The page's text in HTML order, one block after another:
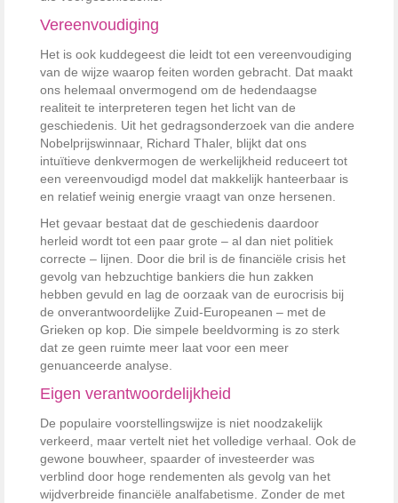
Vereenvoudiging
Het is ook kuddegeest die leidt tot een vereenvoudiging
van de wijze waarop feiten worden gebracht. Dat maakt
ons helemaal onvermogend om de hedendaagse
realiteit te interpreteren tegen het licht van de
geschiedenis. Uit het gedragsonderzoek van die andere
Nobelprijswinnaar, Richard Thaler, blijkt dat ons
intuïtieve denkvermogen de werkelijkheid reduceert tot
een vereenvoudigd model dat makkelijk hanteerbaar is
en relatief weinig energie vraagt van onze hersenen.
Het gevaar bestaat dat de geschiedenis daardoor
herleid wordt tot een paar grote – al dan niet politiek
correcte – lijnen. Door die bril is de financiële crisis het
gevolg van hebzuchtige bankiers die hun zakken
hebben gevuld en lag de oorzaak van de eurocrisis bij
de onverantwoordelijke Zuid-Europeanen – met de
Grieken op kop. Die simpele beeldvorming is zo sterk
dat ze geen ruimte meer laat voor een meer
genuanceerde analyse.
Eigen verantwoordelijkheid
De populaire voorstellingswijze is niet noodzakelijk
verkeerd, maar vertelt niet het volledige verhaal. Ook de
gewone bouwheer, spaarder of investeerder was
verblind door hoge rendementen als gevolg van het
wijdverbreide financiële analfabetisme. Zonder de met